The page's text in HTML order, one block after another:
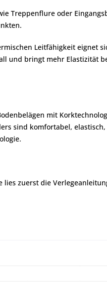
Treppenflure oder
Leitfähigkeit eignet
und bringt mehr Elastizität
mit
sind komfortabel,
zuerst die